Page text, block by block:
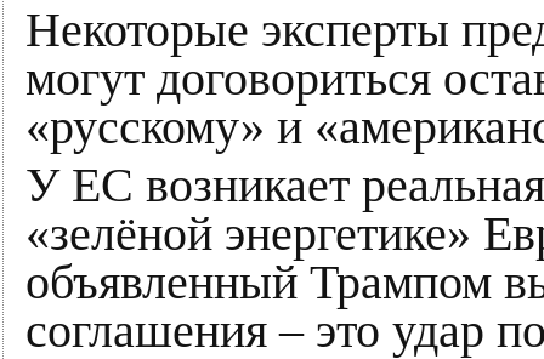
Некоторые эксперты
могут договориться
«русскому» и
У ЕС возникает
«зелёной энергетике»
объявленный Трампом
соглашения – это удар